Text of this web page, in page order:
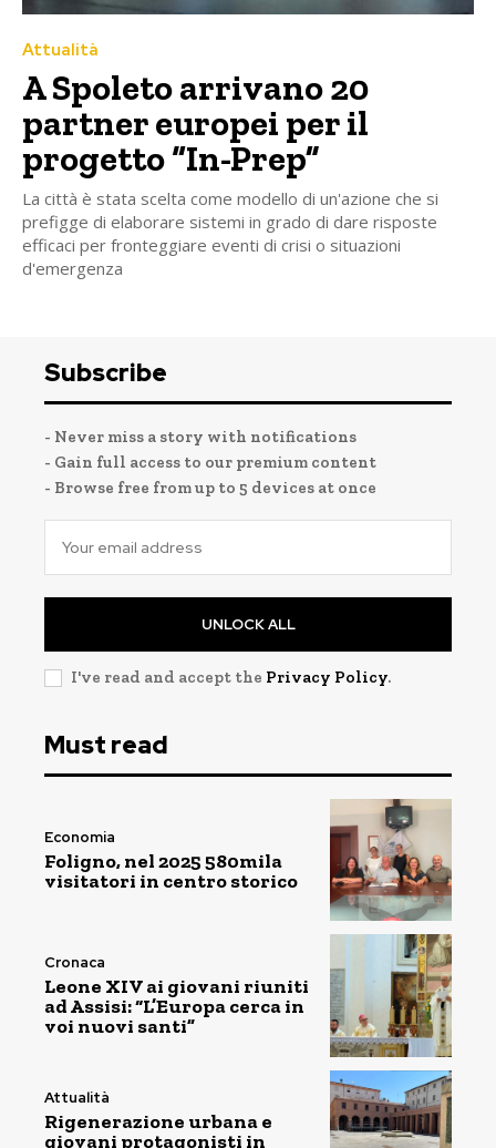
Attualità
A Spoleto arrivano 20
partner europei per il
progetto “In-Prep”
La città è stata scelta come modello di un'azione che si
prefigge di elaborare sistemi in grado di dare risposte
efficaci per fronteggiare eventi di crisi o situazioni
d'emergenza
Subscribe
- Never miss a story with notifications
- Gain full access to our premium content
- Browse free from up to 5 devices at once
UNLOCK ALL
I've read and accept the Privacy Policy.
Must read
Economia
Foligno, nel 2025 580mila
visitatori in centro storico
Cronaca
Leone XIV ai giovani riuniti
ad Assisi: “L’Europa cerca in
voi nuovi santi”
Attualità
Rigenerazione urbana e
giovani protagonisti in